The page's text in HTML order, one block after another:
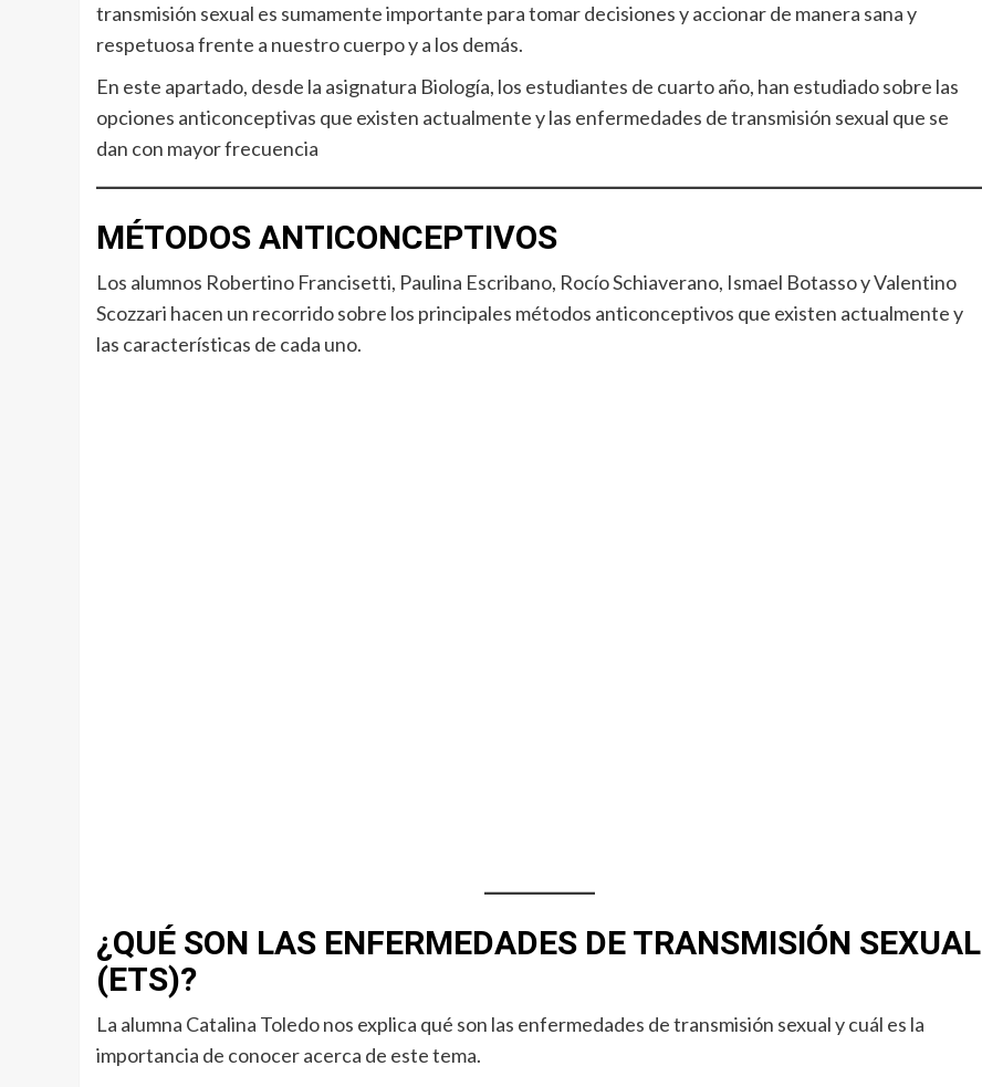
transmisión sexual es sumamente importante para tomar decisiones y accionar de manera sana y
respetuosa frente a nuestro cuerpo y a los demás.
En este apartado, desde la asignatura Biología, los estudiantes de cuarto año, han estudiado sobre las
opciones anticonceptivas que existen actualmente y las enfermedades de transmisión sexual que se
dan con mayor frecuencia
MÉTODOS ANTICONCEPTIVOS
Los alumnos Robertino Francisetti, Paulina Escribano, Rocío Schiaverano, Ismael Botasso y Valentino
Scozzari hacen un recorrido sobre los principales métodos anticonceptivos que existen actualmente y
las características de cada uno.
¿QUÉ SON LAS ENFERMEDADES DE TRANSMISIÓN SEXUAL
(ETS)?
La alumna Catalina Toledo nos explica qué son las enfermedades de transmisión sexual y cuál es la
importancia de conocer acerca de este tema.